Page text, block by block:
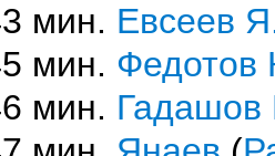
мин. Евсеев
мин. Федотов
мин. Гадашов